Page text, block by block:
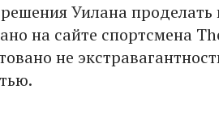
Уилана
на сайте спортсмена
не